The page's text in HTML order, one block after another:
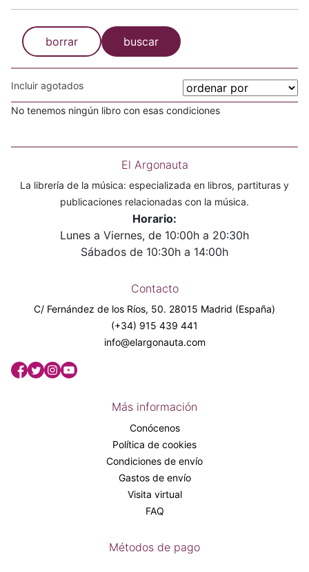
borrar buscar
Incluir agotados
No tenemos ningún libro con esas condiciones
El Argonauta
La librería de la música: especializada en libros, partituras y
publicaciones relacionadas con la música.
Horario:
Lunes a Viernes, de 10:00h a 20:30h
Sábados de 10:30h a 14:00h
Contacto
C/ Fernández de los Ríos, 50. 28015 Madrid (España)
(+34) 915 439 441
info@elargonauta.com
Más información
Conócenos
Política de cookies
Condiciones de envío
Gastos de envío
Visita virtual
FAQ
Métodos de pago